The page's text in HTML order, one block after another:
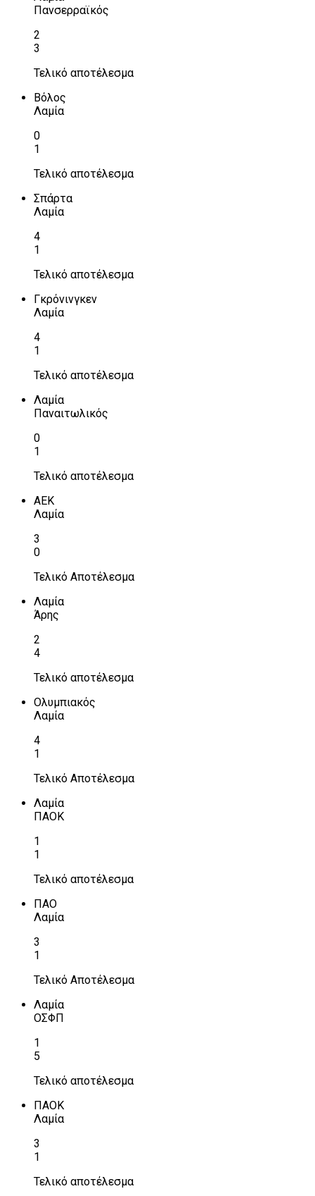
Πανσερραϊκός
2
3
Τελικό αποτέλεσμα
Βόλος
Λαμία
0
1
Τελικό αποτέλεσμα
Σπάρτα
Λαμία
4
1
Τελικό αποτέλεσμα
Γκρόνινγκεν
Λαμία
4
1
Τελικό αποτέλεσμα
Λαμία
Παναιτωλικός
0
1
Τελικό αποτέλεσμα
ΑΕΚ
Λαμία
3
0
Τελικό Αποτέλεσμα
Λαμία
Άρης
2
4
Τελικό αποτέλεσμα
Ολυμπιακός
Λαμία
4
1
Τελικό Αποτέλεσμα
Λαμία
ΠΑΟΚ
1
1
Τελικό αποτέλεσμα
ΠΑΟ
Λαμία
3
1
Τελικό Αποτέλεσμα
Λαμία
ΟΣΦΠ
1
5
Τελικό αποτέλεσμα
ΠΑΟΚ
Λαμία
3
1
Τελικό αποτέλεσμα